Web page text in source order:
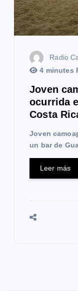
Radio
4 minutes
Joven
ocurrida
Costa
Joven
un bar de
Leer más